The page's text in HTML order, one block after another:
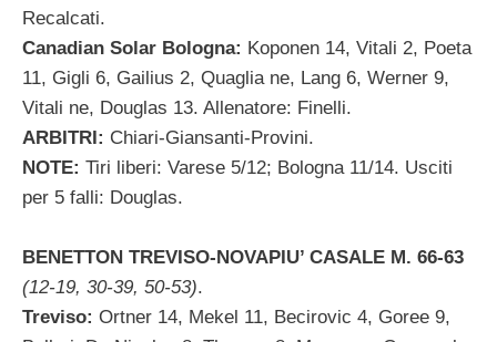
Recalcati.
Canadian Solar Bologna: Koponen 14, Vitali 2, Poeta
11, Gigli 6, Gailius 2, Quaglia ne, Lang 6, Werner 9,
Vitali ne, Douglas 13. Allenatore: Finelli.
ARBITRI: Chiari-Giansanti-Provini.
NOTE: Tiri liberi: Varese 5/12; Bologna 11/14. Usciti
per 5 falli: Douglas.
BENETTON TREVISO-NOVAPIU’ CASALE M. 66-63
(12-19, 30-39, 50-53).
Treviso: Ortner 14, Mekel 11, Becirovic 4, Goree 9,